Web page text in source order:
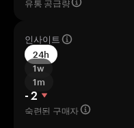
인사이트
24h
1w
1m
- 2
숙련된 구매자